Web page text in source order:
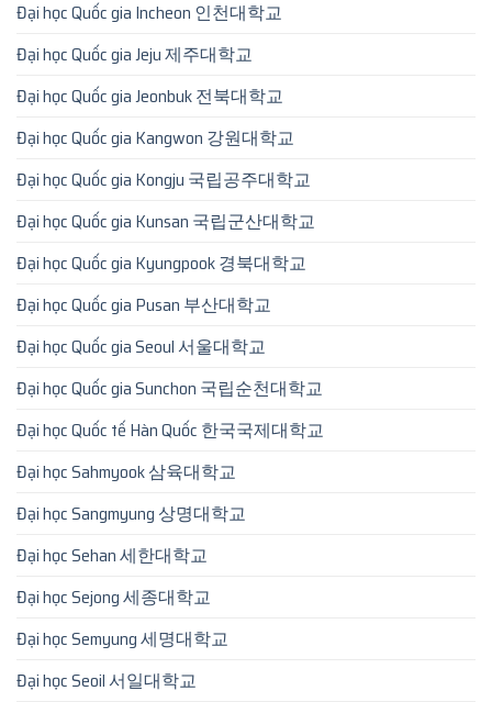
Đại học Quốc gia Incheon 인천대학교
Đại học Quốc gia Jeju 제주대학교
Đại học Quốc gia Jeonbuk 전북대학교
Đại học Quốc gia Kangwon 강원대학교
Đại học Quốc gia Kongju 국립공주대학교
Đại học Quốc gia Kunsan 국립군산대학교
Đại học Quốc gia Kyungpook 경북대학교
Đại học Quốc gia Pusan 부산대학교
Đại học Quốc gia Seoul 서울대학교
Đại học Quốc gia Sunchon 국립순천대학교
Đại học Quốc tế Hàn Quốc 한국국제대학교
Đại học Sahmyook 삼육대학교
Đại học Sangmyung 상명대학교
Đại học Sehan 세한대학교
Đại học Sejong 세종대학교
Đại học Semyung 세명대학교
Đại học Seoil 서일대학교